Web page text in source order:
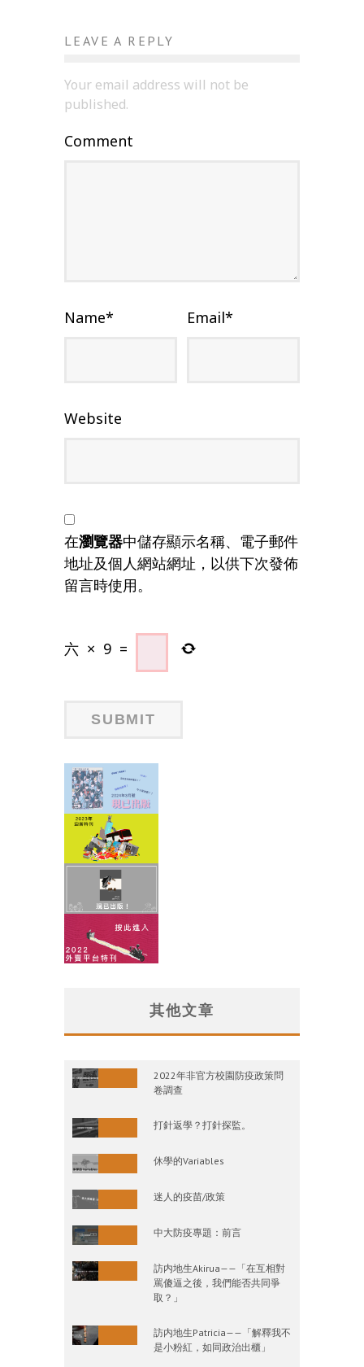
LEAVE A REPLY
Your email address will not be
published.
Comment
Name* Email*
Website
在瀏覽器中儲存顯示名稱、電子郵件
地址及個人網站網址，以供下次發佈
留言時使用。
六 × 9 =
其他文章
2022年非官方校園防疫政策問
卷調查
打針返學？打針探監。
休學的Variables
迷人的疫苗/政策
中大防疫專題：前言
訪内地生Akirua——「在互相對
罵傻逼之後，我們能否共同爭
取？」
訪内地生Patricia——「解釋我不
是小粉紅，如同政治出櫃」